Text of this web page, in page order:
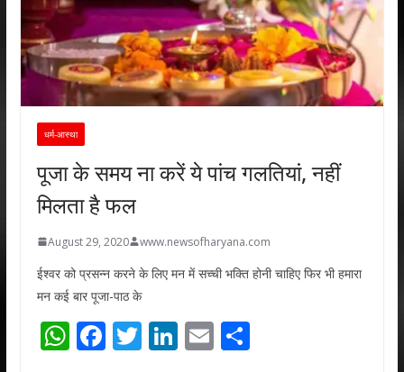
धर्म-आस्था
पूजा के समय ना करें ये पांच गलतियां, नहीं
मिलता है फल
August 29, 2020 www.newsofharyana.com
ईश्वर को प्रसन्न करने के लिए मन में सच्ची भक्ति होनी चाहिए फिर भी हमारा
मन कई बार पूजा-पाठ के
W F T Li E S